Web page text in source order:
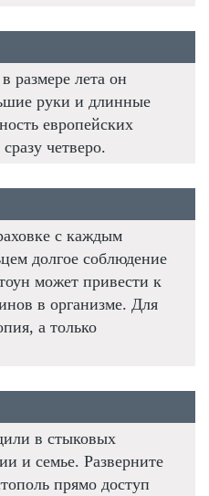
размере лета он
руки и длинные
европейских
четверо.
с каждым
долгое соблюдение
может привести к
в организме. Для
а только
в стыковых
и семье. Разверните
прямо доступ